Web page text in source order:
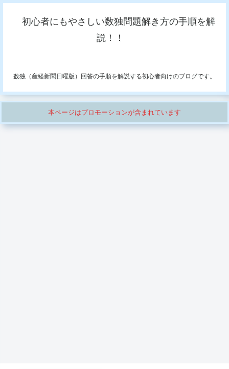
初心者にもやさしい数独問題解き方の手順を解
説！！
数独（産経新聞日曜版）回答の手順を解説する初心者向けのブログです。
本ページはプロモーションが含まれています